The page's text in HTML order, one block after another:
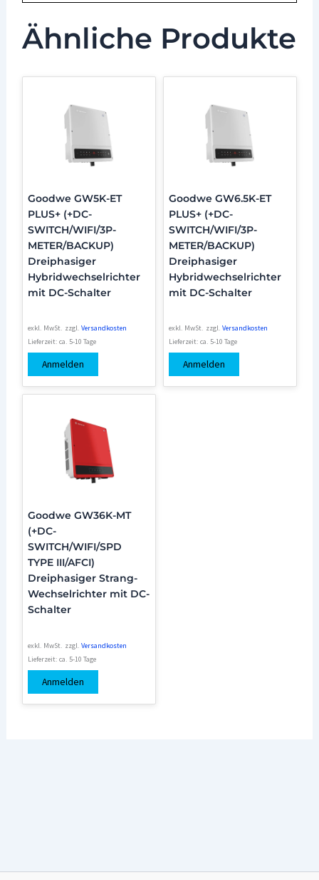
Ähnliche Produkte
Goodwe GW5K-ET
PLUS+ (+DC-
SWITCH/WIFI/3P-
METER/BACKUP)
Dreiphasiger
Hybridwechselrichter
mit DC-Schalter
exkl. MwSt. zzgl.Versandkosten
Lieferzeit:ca. 5-10 Tage
Anmelden
Goodwe GW6.5K-ET
PLUS+ (+DC-
SWITCH/WIFI/3P-
METER/BACKUP)
Dreiphasiger
Hybridwechselrichter
mit DC-Schalter
exkl. MwSt. zzgl. Versandkosten
Lieferzeit: ca. 5-10 Tage
Anmelden
Goodwe GW36K-MT
(+DC-
SWITCH/WIFI/SPD
TYPE III/AFCI)
Dreiphasiger Strang-
Wechselrichter mit DC-
Schalter
exkl. MwSt. zzgl.Versandkosten
Lieferzeit:ca. 5-10 Tage
Anmelden